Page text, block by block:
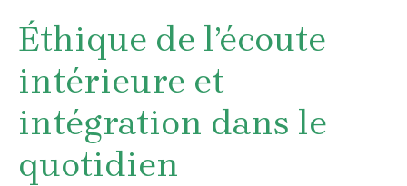
Éthique de l’écoute
intérieure et
intégration dans le
quotidien